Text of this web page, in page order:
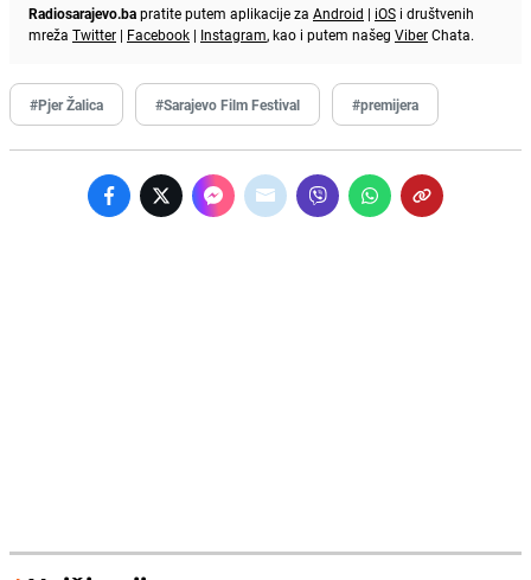
Radiosarajevo.bapratite putem aplikacije za Android | iOS i društvenih
mreža Twitter | Facebook | Instagram, kao i putem našeg ViberChata.
#Pjer Žalica #Sarajevo Film Festival #premijera